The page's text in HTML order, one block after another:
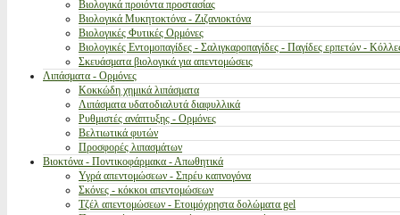
Βιολογικά προιόντα προστασίας
Βιολογικά Μυκητοκτόνα - Ζιζανιοκτόνα
Βιολογικές Φυτικές Ορμόνες
Βιολογικές Εντομοπαγίδες - Σαλιγκαροπαγίδες - Παγίδες ερπετών -
Σκευάσματα βιολογικά για απεντομώσεις
Λιπάσματα - Ορμόνες
Κοκκώδη χημικά λιπάσματα
Λιπάσματα υδατοδιαλυτά διαφυλλικά
Ρυθμιστές ανάπτυξης - Ορμόνες
Βελτιωτικά φυτών
Προσφορές λιπασμάτων
Βιοκτόνα - Ποντικοφάρμακα - Απωθητικά
Υγρά απεντομώσεων - Σπρέυ καπνογόνα
Σκόνες - κόκκοι απεντομώσεων
Τζέλ απεντομώσεων - Ετοιμόχρηστα δολώματα gel